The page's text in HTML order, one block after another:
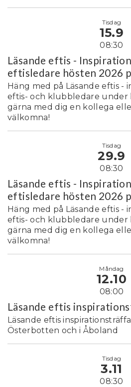
Tisdag
15.9
08:30
Läsande eftis -
eftisledare hösten 2026
Häng med på Läsande eftis -
eftis- och klubbledare under
gärna med dig en kollega
välkomna!
Tisdag
29.9
08:30
Läsande eftis -
eftisledare hösten 2026
Häng med på Läsande eftis -
eftis- och klubbledare under
gärna med dig en kollega
välkomna!
Måndag
12.10
08:00
Läsande eftis
Läsande eftis
Österbotten och i Åboland
Tisdag
3.11
08:30